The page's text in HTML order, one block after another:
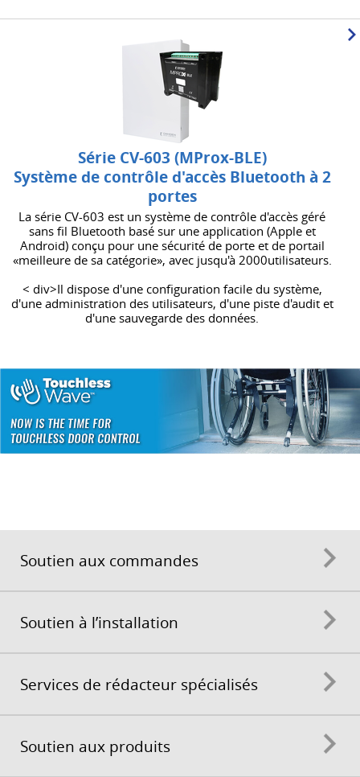
Série CV-603 (MProx-BLE)
Système de contrôle d'accès Bluetooth à 2
portes
La série CV-603 est un système de contrôle d'accès géré
sans fil Bluetooth basé sur une application (Apple et
Android) conçu pour une sécurité de porte et de portail
«meilleure de sa catégorie», avec jusqu'à 2000utilisateurs.
< div>Il dispose d'une configuration facile du système,
d'une administration des utilisateurs, d'une piste d'audit et
d'une sauvegarde des données.
Soutien aux commandes
Soutien à l’installation
Services de rédacteur spécialisés
Soutien aux produits